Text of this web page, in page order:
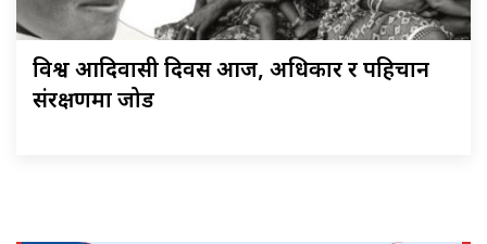
विश्व आदिवासी दिवस आज, अधिकार र पहिचान
संरक्षणमा जोड